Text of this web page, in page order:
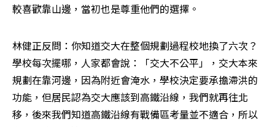
較喜歡靠山邊，當初也是尊重他們的選擇。
林健正反問：你知道交大在整個規劃過程校地換了六次？
學校每次擺哪，人家都會說：「交大不公平」，交大本來
規劃在靠河邊，因為附近會淹水，學校決定要承擔滯洪的
功能，但居民認為交大應該到高鐵沿線，我們就再往北
移，後來我們知道高鐵沿線有戰備區考量並不適合，所以